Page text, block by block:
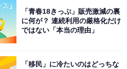
「青春18きっぷ」販売激減の裏
に何が？ 連続利用の厳格化だけ
ではない「本当の理由」
「移民」に冷たいのはどっちな